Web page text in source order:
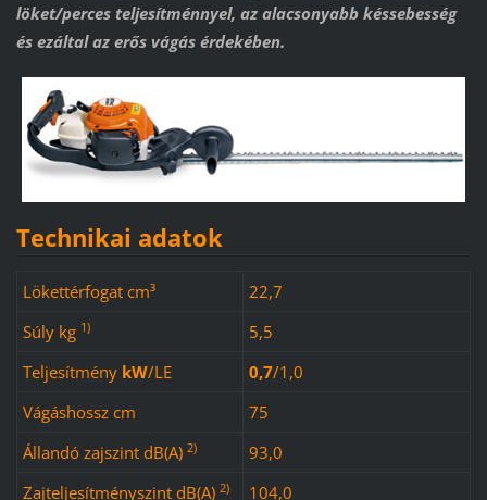
löket/perces teljesítménnyel, az alacsonyabb késsebesség
és ezáltal az erős vágás érdekében.
Technikai adatok
Lökettérfogat cm³
22,7
Súly kg 1)
5,5
Teljesítmény kW/LE 0,7/1,0
Vágáshossz cm
75
Állandó zajszint dB(A) 2)
93,0
Zajteljesítményszint dB(A) 2)
104,0